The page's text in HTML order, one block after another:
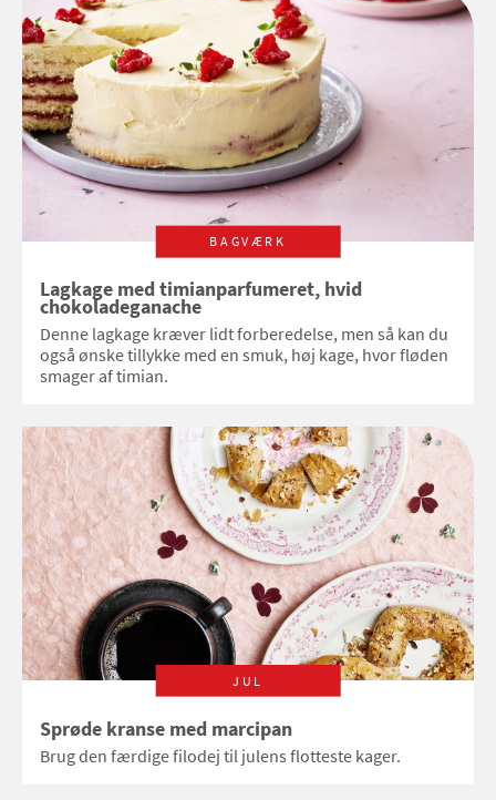
BAGVÆRK
Lagkage med timianparfumeret, hvid
chokoladeganache
Denne lagkage kræver lidt forberedelse, men så kan du
også ønske tillykke med en smuk, høj kage, hvor fløden
smager af timian.
JUL
Sprøde kranse med marcipan
Brug den færdige filodej til julens flotteste kager.